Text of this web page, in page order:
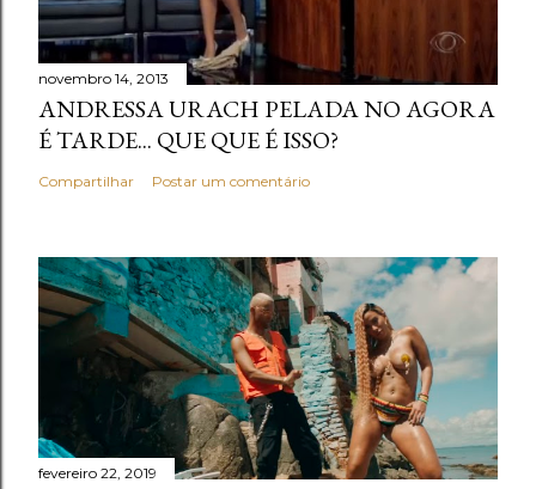
novembro 14, 2013
ANDRESSA URACH PELADA NO AGORA
É TARDE... QUE QUE É ISSO?
Compartilhar Postar um comentário
fevereiro 22, 2019